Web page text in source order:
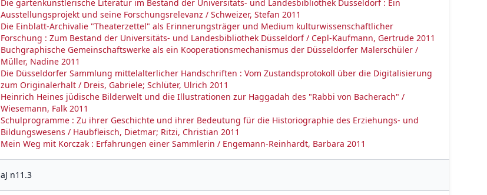
Die gartenkünstlerische Literatur im Bestand der Universitäts- und Landesbibliothek Düsseldorf : Ein
Ausstellungsprojekt und seine Forschungsrelevanz / Schweizer, Stefan 2011
Die Einblatt-Archivalie "Theaterzettel" als Erinnerungsträger und Medium kulturwissenschaftlicher
Forschung : Zum Bestand der Universitäts- und Landesbibliothek Düsseldorf / Cepl-Kaufmann, Gertrude 2011
Buchgraphische Gemeinschaftswerke als ein Kooperationsmechanismus der Düsseldorfer Malerschüler /
Müller, Nadine 2011
Die Düsseldorfer Sammlung mittelalterlicher Handschriften : Vom Zustandsprotokoll über die Digitalisierung
zum Originalerhalt / Dreis, Gabriele; Schlüter, Ulrich 2011
Heinrich Heines jüdische Bilderwelt und die Illustrationen zur Haggadah des "Rabbi von Bacherach" /
Wiesemann, Falk 2011
Schulprogramme : Zu ihrer Geschichte und ihrer Bedeutung für die Historiographie des Erziehungs- und
Bildungswesens / Haubfleisch, Dietmar; Ritzi, Christian 2011
Mein Weg mit Korczak : Erfahrungen einer Sammlerin / Engemann-Reinhardt, Barbara 2011
aJ n11.3